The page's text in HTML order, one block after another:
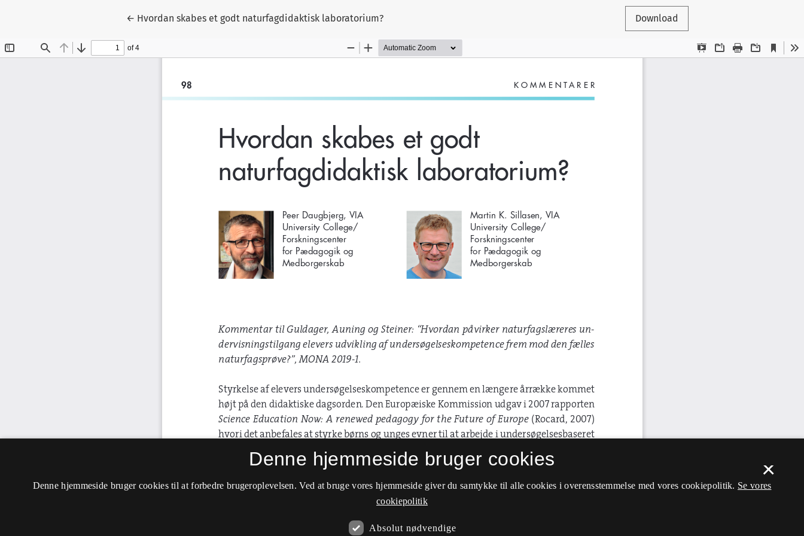
← Tilbage til artikeldetaljer
Hvordan skabes et godt naturfagdidaktisk laboratorium? Download
×
Denne hjemmeside bruger cookies
Denne hjemmeside bruger cookies til at forbedre brugeroplevelsen. Ved at bruge vores hjemmeside giver du samtykke til alle cookies i overensstemmelse med vores cookiepolitik. Se vores
cookiepolitik
Absolut nødvendige